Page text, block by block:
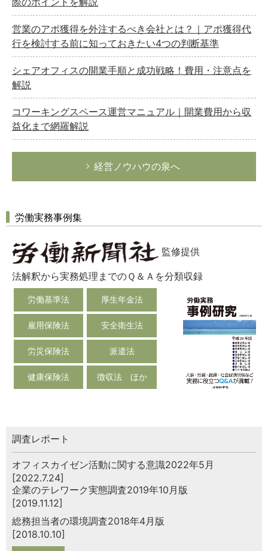
営業のアポ獲得を外注するべき会社とは？｜アポ獲得代
行を検討する前に知っておきたい4つの判断基準
シェアオフィスの開業手順と成功戦略！費用・注意点を
解説
コワーキングスペース運営マニュアル｜開業費用から収
益化まで網羅解説
経営ノウハウの泉へ
労働実務事例集
監修提供
法解釈から実務処理までのＱ＆Ａを分類収録
労働基準法 厚生年金法
雇用保険法 安全衛生法
労災保険法 派遣法
健康保険法 徴収法 ほか
調査レポート
オフィスカイゼン活動に関する意識2022年5月
[2022.7.24]
企業のテレワーク実態調査2019年10月版
[2019.11.12]
総務担当者の環境調査2018年4月版
[2018.10.10]